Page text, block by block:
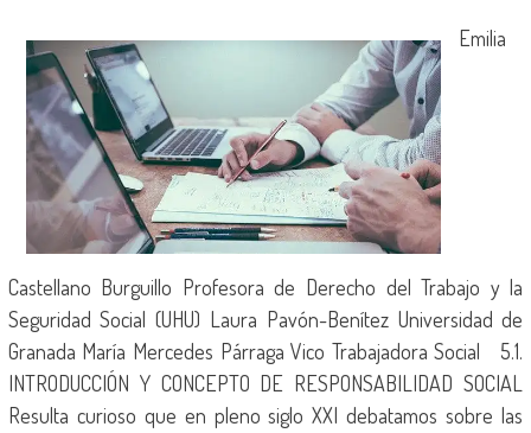
Emilia
Castellano Burguillo Profesora de Derecho del Trabajo y la
Seguridad Social (UHU) Laura Pavón-Benítez Universidad de
Granada María Mercedes Párraga Vico Trabajadora Social 5.1.
INTRODUCCIÓN Y CONCEPTO DE RESPONSABILIDAD SOCIAL
Resulta curioso que en pleno siglo XXI debatamos sobre las